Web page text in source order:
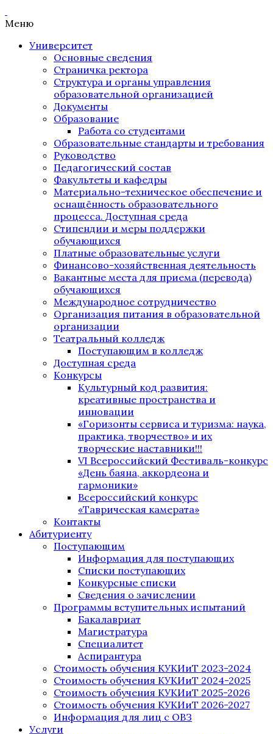
Меню
Университет
Основные сведения
Страничка ректора
Структура и органы управления
образовательной организацией
Документы
Образование
Работа со студентами
Образовательные стандарты и требования
Руководство
Педагогический состав
Факультеты и кафедры
Материально-техническое обеспечение и
оснащённость образовательного
процесса. Доступная среда
Стипендии и меры поддержки
обучающихся
Платные образовательные услуги
Финансово-хозяйственная деятельность
Вакантные места для приема (перевода)
обучающихся
Международное сотрудничество
Организация питания в образовательной
организации
Театральный колледж
Поступающим в колледж
Доступная среда
Конкурсы
Культурный код развития:
креативные пространства и
инновации
«Горизонты сервиса и туризма: наука,
практика, творчество» и их
творческие наставники!!!
VI Всероссийский Фестиваль-конкурс
«День баяна, аккордеона и
гармоники»
Всероссийский конкурс
«Таврическая камерата»
Контакты
Абитуриенту
Поступающим
Информация для поступающих
Списки поступающих
Конкурсные списки
Сведения о зачислении
Программы вступительных испытаний
Бакалавриат
Магистратура
Специалитет
Аспирантура
Стоимость обучения КУКИиТ 2023-2024
Стоимость обучения КУКИиТ 2024-2025
Стоимость обучения КУКИиТ 2025-2026
Стоимость обучения КУКИиТ 2026-2027
Информация для лиц с ОВЗ
Услуги